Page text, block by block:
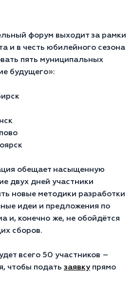
форум выходит за рамки
и в честь юбилейного сезона
пять муниципальных
будущего»:
обещает насыщенную
двух дней участники
новые методики разработки
идеи и предложения по
и, конечно же, не обойдётся
сборов.
всего 50 участников –
чтобы подать заявку прямо